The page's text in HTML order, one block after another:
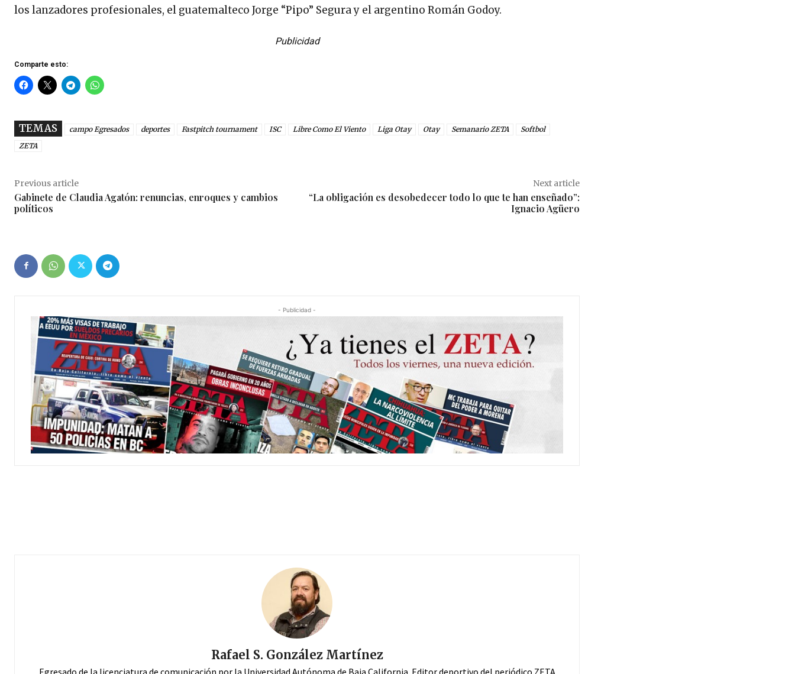
los lanzadores profesionales, el guatemalteco Jorge “Pipo” Segura y el argentino Román Godoy.
Publicidad
Comparte esto:
TEMAS campo Egresados deportes Fastpitch tournament ISC Libre Como El Viento Liga Otay Otay Semanario ZETA
Softbol
ZETA
Previous article
Gabinete de Claudia Agatón: renuncias, enroques y cambios
políticos
Next article
“La obligación es desobedecer todo lo que te han enseñado”:
Ignacio Agüero
- Publicidad -
Rafael S. González Martínez
Egresado de la licenciatura de comunicación por la Universidad Autónoma de Baja California. Editor deportivo del periódico ZETA